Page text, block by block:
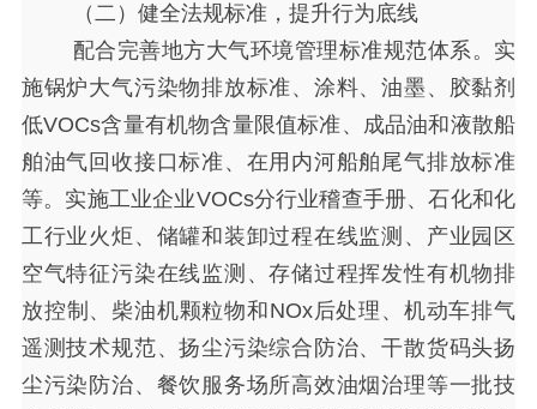
（二）健全法规标准，提升行为底线
配合完善地方大气环境管理标准规范体系。实
施锅炉大气污染物排放标准、涂料、油墨、胶黏剂
低VOCs含量有机物含量限值标准、成品油和液散船
舶油气回收接口标准、在用内河船舶尾气排放标准
等。实施工业企业VOCs分行业稽查手册、石化和化
工行业火炬、储罐和装卸过程在线监测、产业园区
空气特征污染在线监测、存储过程挥发性有机物排
放控制、柴油机颗粒物和NOx后处理、机动车排气
遥测技术规范、扬尘污染综合防治、干散货码头扬
尘污染防治、餐饮服务场所高效油烟治理等一批技